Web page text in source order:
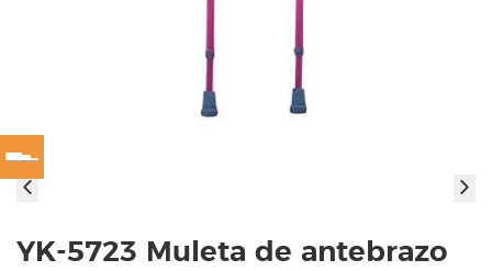
YK-5723 Muleta de antebrazo